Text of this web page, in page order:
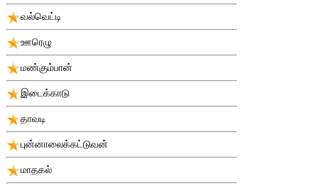
வல்வெட்டி
ஊரெழு
மண்கும்பான்
இடைக்காடு
தாவடி
புன்னாலைக்கட்டுவன்
மாதகல்